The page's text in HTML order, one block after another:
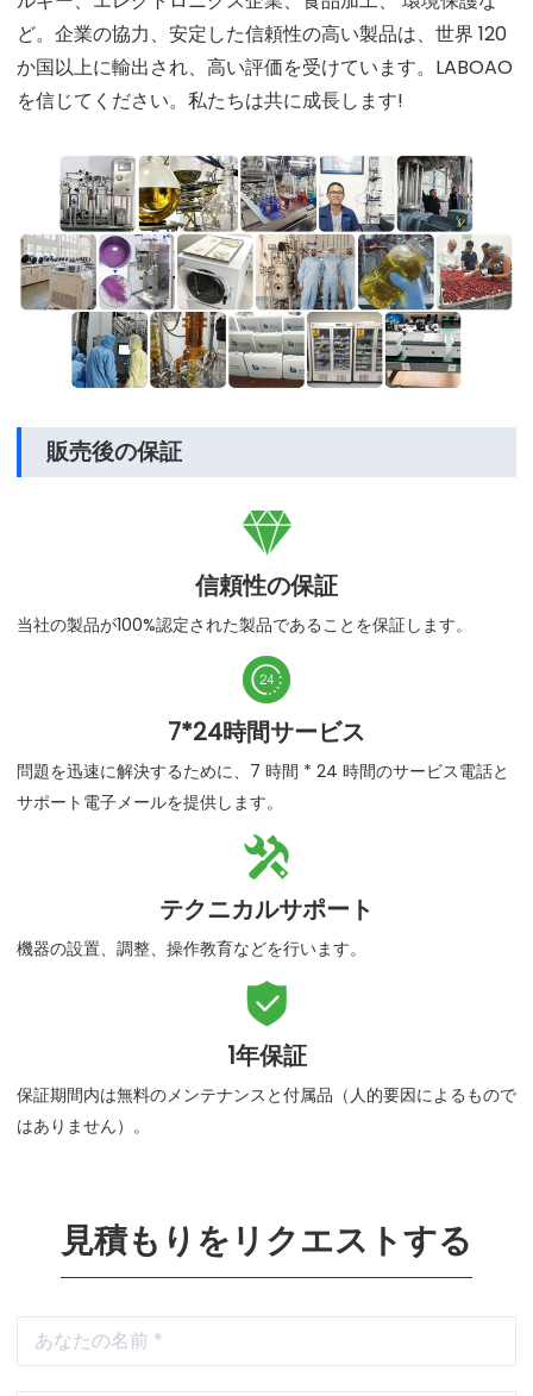
ど。企業の協力、安定した信頼性の高い製品は、世界 120
か国以上に輸出され、高い評価を受けています。LABOAO
を信じてください。私たちは共に成長します!
販売後の保証

信頼性の保証
当社の製品が100%認定された製品であることを保証します。

7*24時間サービス
問題を迅速に解決するために、7 時間 * 24 時間のサービス電話と
サポート電子メールを提供します。

テクニカルサポート
機器の設置、調整、操作教育などを行います。

1年保証
保証期間内は無料のメンテナンスと付属品（人的要因によるもので
はありません）。
見積もりをリクエストする